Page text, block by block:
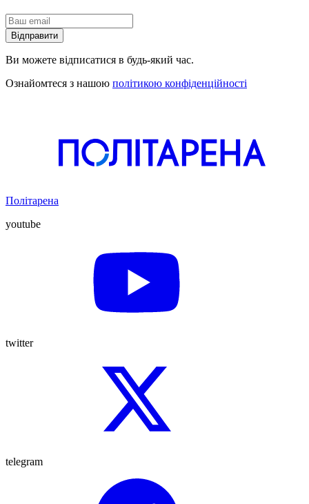
Відправити
Ви можете відписатися в будь-який час.
Ознайомтеся з нашою політикою конфіденційності
Політарена
youtube
twitter
telegram